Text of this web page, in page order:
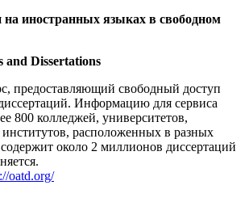
на иностранных языках в свободном
and Dissertations
предоставляющий свободный доступ
Информацию для сервиса
800 колледжей, университетов,
институтов, расположенных в разных
около 2 миллионов диссертаций
oatd.org/